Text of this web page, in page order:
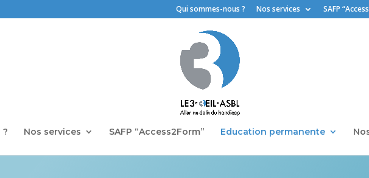
Qui sommes-nous ? Nos services SAFP
? Nos services SAFP “Access2Form” Education permanente